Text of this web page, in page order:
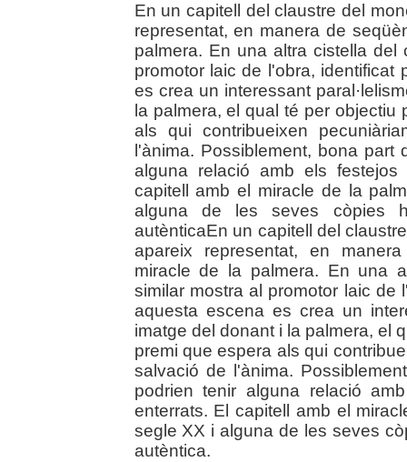
En un capitell del claustre del
representat, en manera de
palmera. En una altra cistella
promotor laic de l'obra,
es crea un interessant
la palmera, el qual té per
als qui contribueixen
l'ànima. Possiblement, bona
alguna relació amb els
capitell amb el miracle de la
alguna de les seves còpies
autènticaEn un capitell del
apareix representat, en
miracle de la palmera. En una
similar mostra al promotor laic de
aquesta escena es crea un
imatge del donant i la palmera, el
premi que espera als qui
salvació de l'ànima.
podrien tenir alguna relació
enterrats. El capitell amb el
segle XX i alguna de les seves
autèntica.